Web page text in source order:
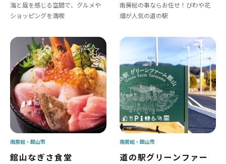
海と風を感じる空間で、グルメや
ショッピングを満喫
南房総の事ならお任せ！びわや花
畑が人気の道の駅
館山なぎさ食堂
南房総 館山市
道の駅グリーンファー
南房総 館山市